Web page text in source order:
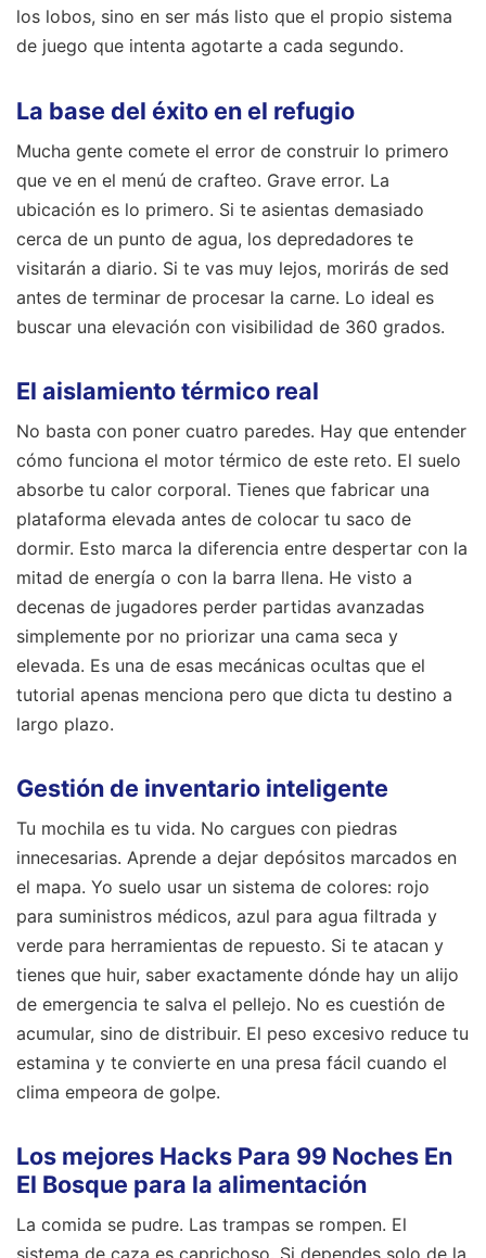
los lobos, sino en ser más listo que el propio sistema
de juego que intenta agotarte a cada segundo.
La base del éxito en el refugio
Mucha gente comete el error de construir lo primero
que ve en el menú de crafteo. Grave error. La
ubicación es lo primero. Si te asientas demasiado
cerca de un punto de agua, los depredadores te
visitarán a diario. Si te vas muy lejos, morirás de sed
antes de terminar de procesar la carne. Lo ideal es
buscar una elevación con visibilidad de 360 grados.
El aislamiento térmico real
No basta con poner cuatro paredes. Hay que entender
cómo funciona el motor térmico de este reto. El suelo
absorbe tu calor corporal. Tienes que fabricar una
plataforma elevada antes de colocar tu saco de
dormir. Esto marca la diferencia entre despertar con la
mitad de energía o con la barra llena. He visto a
decenas de jugadores perder partidas avanzadas
simplemente por no priorizar una cama seca y
elevada. Es una de esas mecánicas ocultas que el
tutorial apenas menciona pero que dicta tu destino a
largo plazo.
Gestión de inventario inteligente
Tu mochila es tu vida. No cargues con piedras
innecesarias. Aprende a dejar depósitos marcados en
el mapa. Yo suelo usar un sistema de colores: rojo
para suministros médicos, azul para agua filtrada y
verde para herramientas de repuesto. Si te atacan y
tienes que huir, saber exactamente dónde hay un alijo
de emergencia te salva el pellejo. No es cuestión de
acumular, sino de distribuir. El peso excesivo reduce tu
estamina y te convierte en una presa fácil cuando el
clima empeora de golpe.
Los mejores Hacks Para 99 Noches En
El Bosque para la alimentación
La comida se pudre. Las trampas se rompen. El